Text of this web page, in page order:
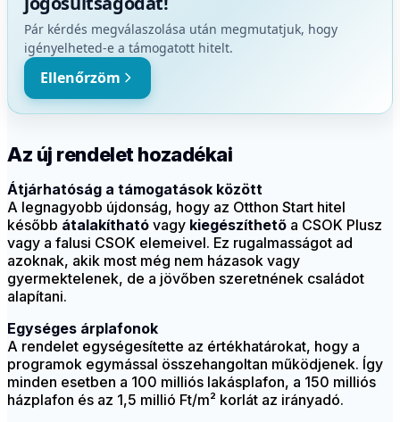
Pár kérdés megválaszolása után megmutatjuk, hogy
igényelheted-e a támogatott hitelt.
Ellenőrzöm
Az új rendelet hozadékai
Átjárhatóság a támogatások között
A legnagyobb újdonság, hogy az Otthon Start hitel
később átalakítható vagy kiegészíthető a CSOK Plusz
vagy a falusi CSOK elemeivel. Ez rugalmasságot ad
azoknak, akik most még nem házasok vagy
gyermektelenek, de a jövőben szeretnének családot
alapítani.
Egységes árplafonok
A rendelet egységesítette az értékhatárokat, hogy a
programok egymással összehangoltan működjenek. Így
minden esetben a 100 milliós lakásplafon, a 150 milliós
házplafon és az 1,5 millió Ft/m² korlát az irányadó.